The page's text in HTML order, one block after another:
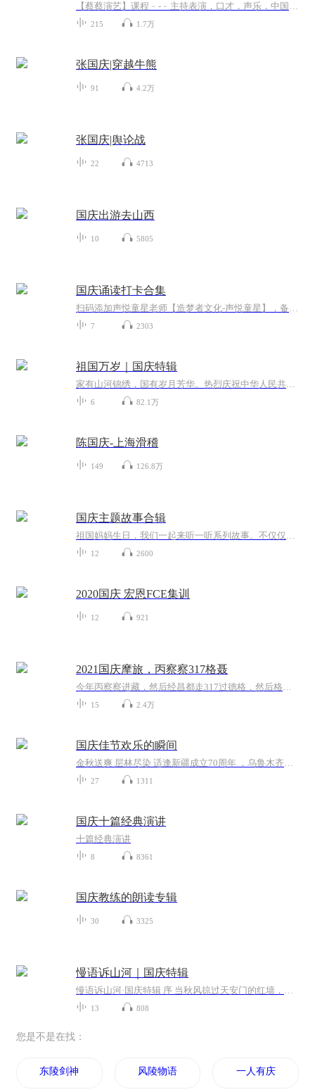
【蔡蔡演艺】课程﹣-﹣主持表演，口才，声乐，中国舞，民族舞。独特的小舞台，专业的录音棚，每一位同学都能成为优秀的小明星。独特的教学模式，轻松上课，快乐学习！知名主持人，舞蹈家，高级教师任职授课！江南总校：河沟街42号三楼 18545856430江北分校...
215 1.7万
张国庆|穿越牛熊
91 4.2万
张国庆|舆论战
22 4713
国庆出游去山西
10 5805
国庆诵读打卡合集
扫码添加声悦童星老师【造梦者文化-声悦童星】，备注“诵读打卡”报名，已添加好友的，直接发送“诵读打卡”报名，报名成功后进入社群。
7 2303
祖国万岁｜国庆特辑
家有山河锦绣，国有岁月芳华。热烈庆祝中华人民共和国成立73周年！
6 82.1万
陈国庆-上海滑稽
149 126.8万
国庆主题故事合辑
祖国妈妈生日，我们一起来听一听系列故事。不仅仅有《我的祖国》，还有红军故事，也有关于战争的故事，让大家体会到和平年代的不易。
12 2600
2020国庆 宏恩FCE集训
12 921
2021国庆摩旅，丙察察317格聂
今年丙察察进藏，然后经昌都走317过德格，然后格聂南线，最后沙溪古镇收尾。
15 2.4万
国庆佳节欢乐的瞬间
金秋送爽 层林尽染 适逢新疆成立70周年 ，乌鲁木齐于2025年9月23日迎来党中央和习大大带领的慰问团。新疆各族群众欢欣鼓舞，热烈欢迎。
27 1311
国庆十篇经典演讲
十篇经典演讲
8 8361
国庆教练的朗读专辑
30 3325
慢语诉山河｜国庆特辑
慢语诉山河·国庆特辑 序 当秋风掠过天安门的红墙，当桂香漫过万里长江的碧波，我总愿慢下脚步，以声为笔，轻轻描摹这山河的模样。 不必追赶喧嚣的潮，也无需堆砌华丽的词——这一辑里，每一段朗诵都是心底的低语：是对着塞北草原的星子说“国泰”，是向着...
13 808
您是不是在找：
东陵剑神 风陵物语 一人有庆